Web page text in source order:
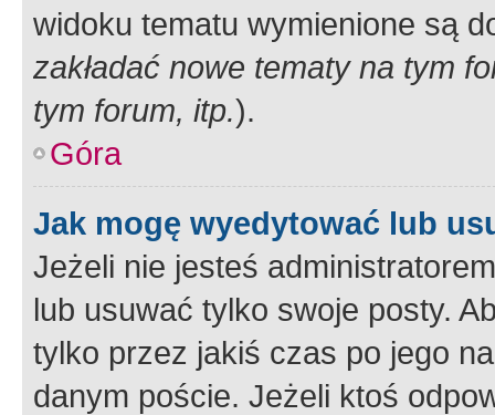
widoku tematu wymienione są
zakładać nowe tematy na tym
tym forum, itp.).
Góra
Jak mogę wyedytować lub
Jeżeli nie jesteś
lub usuwać tylko swoje posty.
tylko przez jakiś czas po jego
danym poście. Jeżeli ktoś